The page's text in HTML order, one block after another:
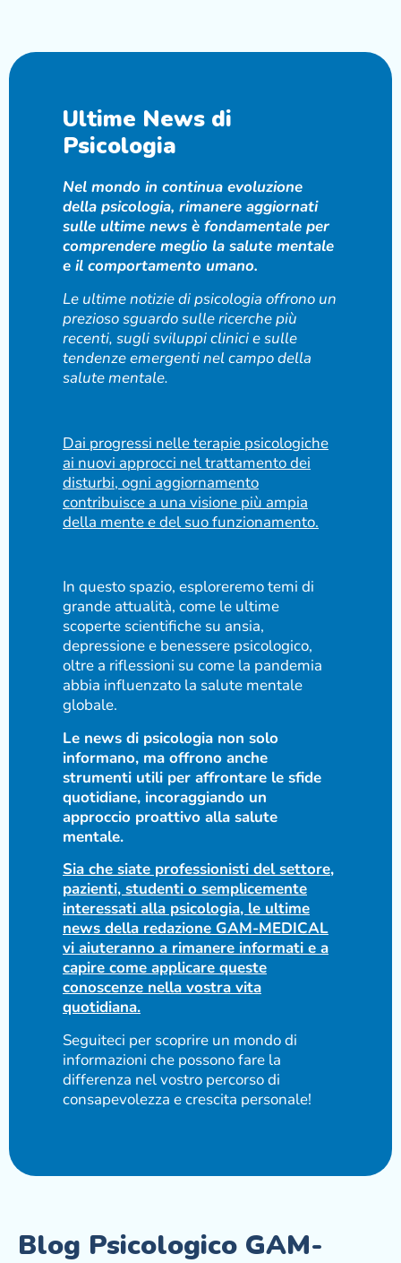
Ultime News di
Psicologia
Nel mondo in continua evoluzione
della psicologia, rimanere aggiornati
sulle ultime news è fondamentale per
comprendere meglio la salute mentale
e il comportamento umano.
Le ultime notizie di psicologia offrono un
prezioso sguardo sulle ricerche più
recenti, sugli sviluppi clinici e sulle
tendenze emergenti nel campo della
salute mentale.
Dai progressi nelle terapie psicologiche
ai nuovi approcci nel trattamento dei
disturbi, ogni aggiornamento
contribuisce a una visione più ampia
della mente e del suo funzionamento.
In questo spazio, esploreremo temi di
grande attualità, come le ultime
scoperte scientifiche su ansia,
depressione e benessere psicologico,
oltre a riflessioni su come la pandemia
abbia influenzato la salute mentale
globale.
Le news di psicologia non solo
informano, ma offrono anche
strumenti utili per affrontare le sfide
quotidiane, incoraggiando un
approccio proattivo alla salute
mentale.
Sia che siate professionisti del settore,
pazienti, studenti o semplicemente
interessati alla psicologia, le ultime
news della redazione GAM-MEDICAL
vi aiuteranno a rimanere informati e a
capire come applicare queste
conoscenze nella vostra vita
quotidiana.
Seguiteci per scoprire un mondo di
informazioni che possono fare la
differenza nel vostro percorso di
consapevolezza e crescita personale!
Blog Psicologico GAM-